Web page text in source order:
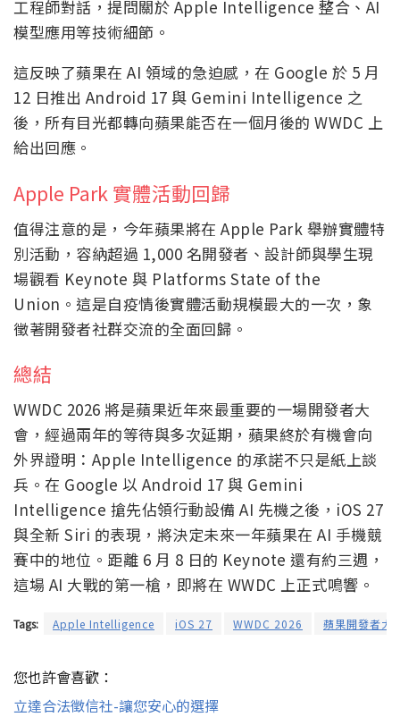
工程師對話，提問關於 Apple Intelligence 整合、AI
模型應用等技術細節。
這反映了蘋果在 AI 領域的急迫感，在 Google 於 5 月
12 日推出 Android 17 與 Gemini Intelligence 之
後，所有目光都轉向蘋果能否在一個月後的 WWDC 上
給出回應。
Apple Park 實體活動回歸
值得注意的是，今年蘋果將在 Apple Park 舉辦實體特
別活動，容納超過 1,000 名開發者、設計師與學生現
場觀看 Keynote 與 Platforms State of the
Union。這是自疫情後實體活動規模最大的一次，象
徵著開發者社群交流的全面回歸。
總結
WWDC 2026 將是蘋果近年來最重要的一場開發者大
會，經過兩年的等待與多次延期，蘋果終於有機會向
外界證明：Apple Intelligence 的承諾不只是紙上談
兵。在 Google 以 Android 17 與 Gemini
Intelligence 搶先佔領行動設備 AI 先機之後，iOS 27
與全新 Siri 的表現，將決定未來一年蘋果在 AI 手機競
賽中的地位。距離 6 月 8 日的 Keynote 還有約三週，
這場 AI 大戰的第一槍，即將在 WWDC 上正式鳴響。
Tags: Apple Intelligence iOS 27 WWDC 2026 蘋果開發者大
您也許會喜歡：
立達合法徵信社-讓您安心的選擇